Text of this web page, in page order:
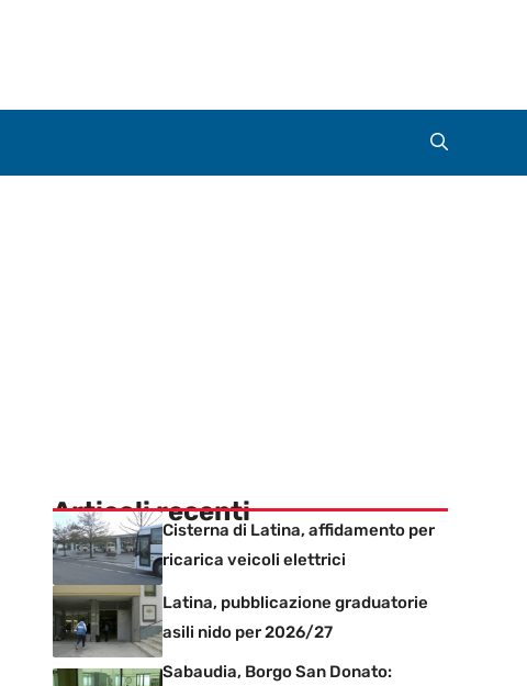
Articoli recenti
Cisterna di Latina, affidamento per
ricarica veicoli elettrici
Latina, pubblicazione graduatorie
asili nido per 2026/27
Sabaudia, Borgo San Donato: